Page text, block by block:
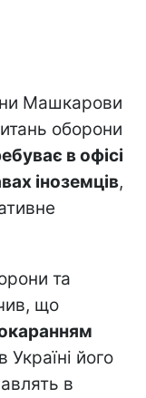
Машкарови
оборони
в офісі
іноземців,
та
що
Україні його
в